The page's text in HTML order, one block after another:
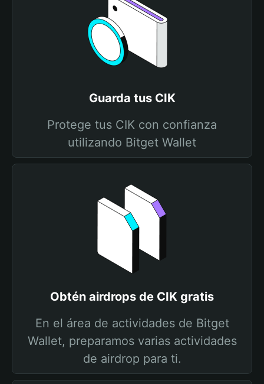
Guarda tus CIK
Protege tus CIK con confianza
utilizando Bitget Wallet
Obtén airdrops de CIK gratis
En el área de actividades de Bitget
Wallet, preparamos varias actividades
de airdrop para ti.